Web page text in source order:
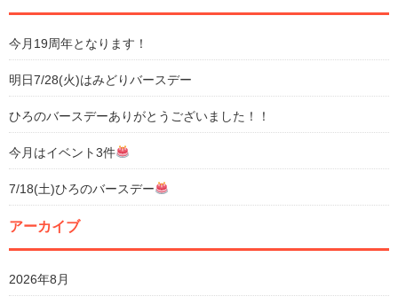
今月19周年となります！
明日7/28(火)はみどりバースデー
ひろのバースデーありがとうございました！！
今月はイベント3件
7/18(土)ひろのバースデー
アーカイブ
2026年8月